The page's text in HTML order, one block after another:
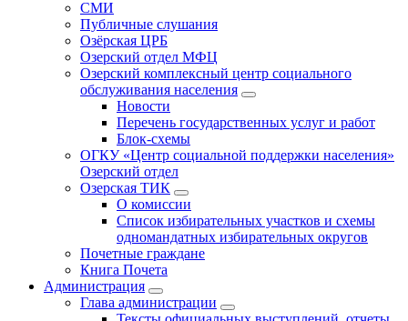
СМИ
Публичные слушания
Озёрская ЦРБ
Озерский отдел МФЦ
Озерский комплексный центр социального
обслуживания населения
Новости
Перечень государственных услуг и работ
Блок-схемы
ОГКУ «Центр социальной поддержки населения»
Озерский отдел
Озерская ТИК
О комиссии
Список избирательных участков и схемы
одномандатных избирательных округов
Почетные граждане
Книга Почета
Администрация
Глава администрации